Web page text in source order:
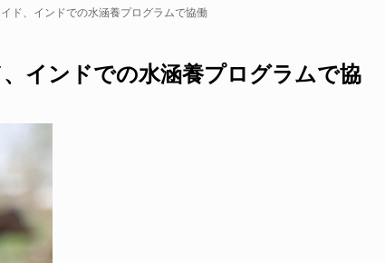
ド、インドでの水涵養プログラムで協働
インドでの水涵養プログラムで協